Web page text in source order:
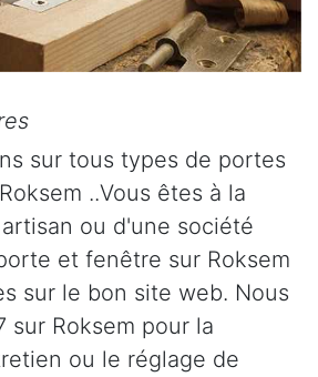
sur tous types de portes
..Vous êtes à la
ou d'une société
et fenêtre sur Roksem
sur le bon site web. Nous
sur Roksem pour la
ou le réglage de